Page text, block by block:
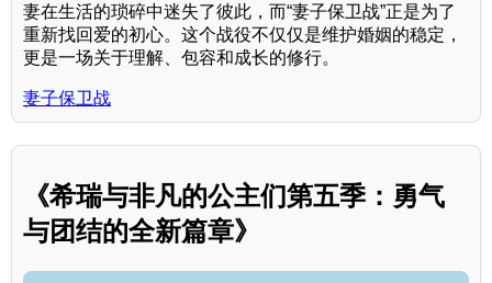
妻在生活的琐碎中迷失了彼此，而“妻子保卫战”正是为了
重新找回爱的初心。这个战役不仅仅是维护婚姻的稳定，
更是一场关于理解、包容和成长的修行。
妻子保卫战
《希瑞与非凡的公主们第五季：勇气
与团结的全新篇章》